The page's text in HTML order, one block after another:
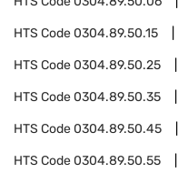
HTS Code0304.89.50.15
HTS Code0304.89.50.25
HTS Code0304.89.50.35
HTS Code0304.89.50.45
HTS Code0304.89.50.55